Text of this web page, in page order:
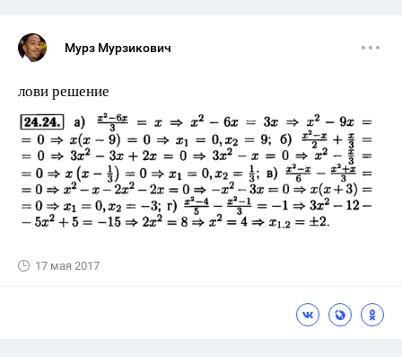
Мурз Мурзикович
лови решение
17 мая 2017